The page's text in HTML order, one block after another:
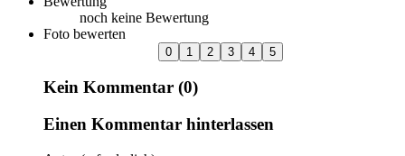
noch keine Bewertung
Foto bewerten
Kein Kommentar (0)
Einen Kommentar hinterlassen